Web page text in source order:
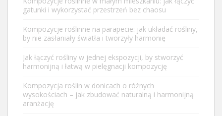
gatunki i wykorzystać przestrzeń bez chaosu
Kompozycje roślinne na parapecie: jak układać rośliny,
by nie zasłaniały światła i tworzyły harmonię
Jak łączyć rośliny w jednej ekspozycji, by stworzyć
harmonijną i łatwą w pielęgnacji kompozycję
Kompozycja roślin w donicach o różnych
wysokościach – jak zbudować naturalną i harmonijną
aranżację